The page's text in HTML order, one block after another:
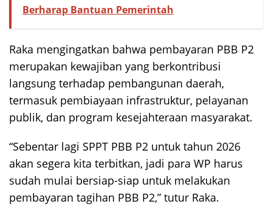
Berharap Bantuan Pemerintah
Raka mengingatkan bahwa pembayaran PBB P2
merupakan kewajiban yang berkontribusi
langsung terhadap pembangunan daerah,
termasuk pembiayaan infrastruktur, pelayanan
publik, dan program kesejahteraan masyarakat.
“Sebentar lagi SPPT PBB P2 untuk tahun 2026
akan segera kita terbitkan, jadi para WP harus
sudah mulai bersiap-siap untuk melakukan
pembayaran tagihan PBB P2,” tutur Raka.